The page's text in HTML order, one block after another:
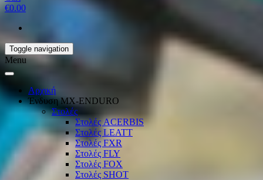
€0.00
Toggle navigation
Menu
Αρχική
Ένδυση ΜΧ-ΕΝDURO
Στολές
Στολές ACERBIS
Στολές LEATT
Στολές FXR
Στολές FLY
Στολές FOX
Στολές SHOT